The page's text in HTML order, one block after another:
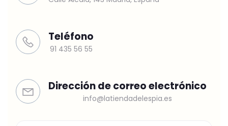
Teléfono
91 435 56 55
Dirección de correo electrónico
info@latiendadelespia.es